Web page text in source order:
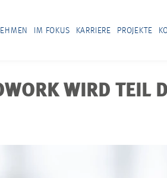
IM FOKUS KARRIERE PROJEKTE
WIRD TEIL